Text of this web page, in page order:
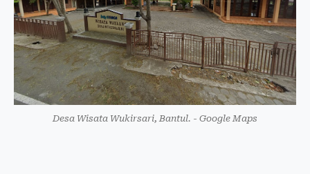
Desa Wisata Wukirsari, Bantul. - Google Maps